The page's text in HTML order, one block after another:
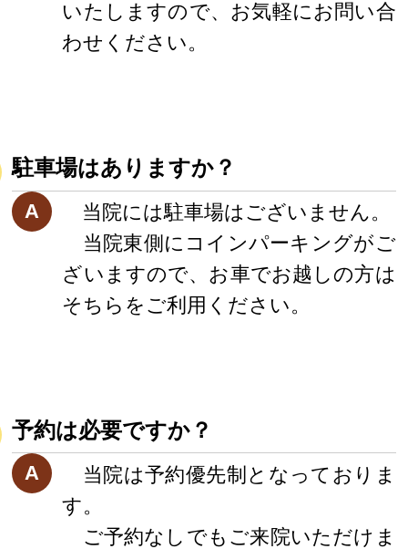
いたしますので、お気軽にお問い合
わせください。
駐車場はありますか？
A
当院には駐車場はございません。
当院東側にコインパーキングがご
ざいますので、お車でお越しの方は
そちらをご利用ください。
予約は必要ですか？
A
当院は予約優先制となっておりま
す。
ご予約なしでもご来院いただけま